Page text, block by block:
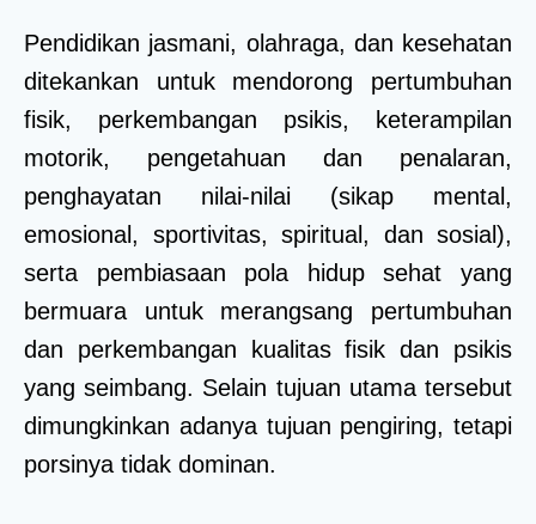
Pendidikan jasmani, olahraga, dan kesehatan
ditekankan untuk mendorong pertumbuhan
fisik, perkembangan psikis, keterampilan
motorik, pengetahuan dan penalaran,
penghayatan nilai-nilai (sikap mental,
emosional, sportivitas, spiritual, dan sosial),
serta pembiasaan pola hidup sehat yang
bermuara untuk merangsang pertumbuhan
dan perkembangan kualitas fisik dan psikis
yang seimbang. Selain tujuan utama tersebut
dimungkinkan adanya tujuan pengiring, tetapi
porsinya tidak dominan.